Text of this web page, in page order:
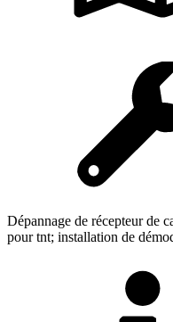
Dépannage de récepteur de
pour tnt; installation de